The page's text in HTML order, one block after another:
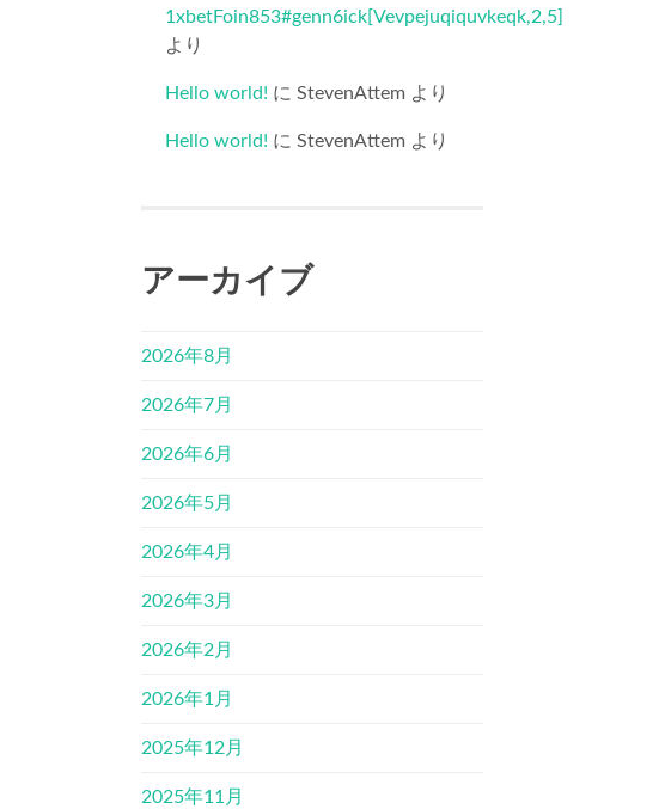
1xbetFoin853#genn6ick[Vevpejuqiquvkeqk,2,5]
より
Hello world! に StevenAttem より
Hello world! に StevenAttem より
アーカイブ
2026年8月
2026年7月
2026年6月
2026年5月
2026年4月
2026年3月
2026年2月
2026年1月
2025年12月
2025年11月